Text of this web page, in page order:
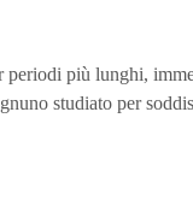
più lunghi,
studiato per